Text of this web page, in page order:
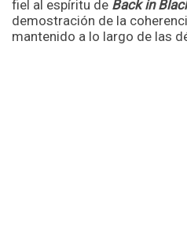
fiel al espíritu de Back in
demostración de la
mantenido a lo largo de las